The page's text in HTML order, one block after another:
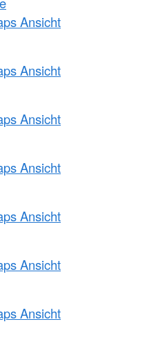
Ansicht
Ansicht
Ansicht
Ansicht
Ansicht
Ansicht
Ansicht